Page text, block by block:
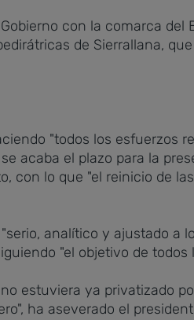
con la comarca del
de Sierrallana,
"todos los esfuerzos
acaba el plazo para la
con lo que "el reinicio de
analítico y ajustado a
"el objetivo de todos
estuviera ya privatizado
ha aseverado el